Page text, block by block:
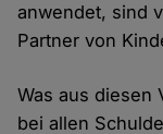
anwendet, sind
Partner von
Was aus diesen
bei allen